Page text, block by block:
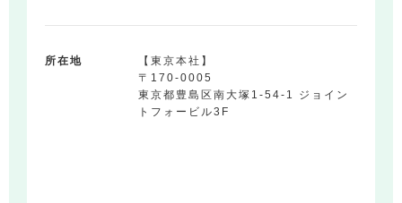
所在地
【東京本社】
〒170-0005
東京都豊島区南大塚1-54-1 ジョイン
トフォービル3F